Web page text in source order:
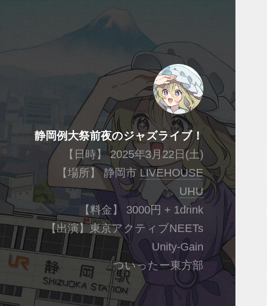
静岡例大祭前夜のジャズライブ！
【日時】 2025年3月22日(土)
【場所】 静岡市LIVEHOUSE
UHU
【料金】 3000円 + 1drink
【出演】東京アクティブNEETs
Unity-Gain
ついったー東方部